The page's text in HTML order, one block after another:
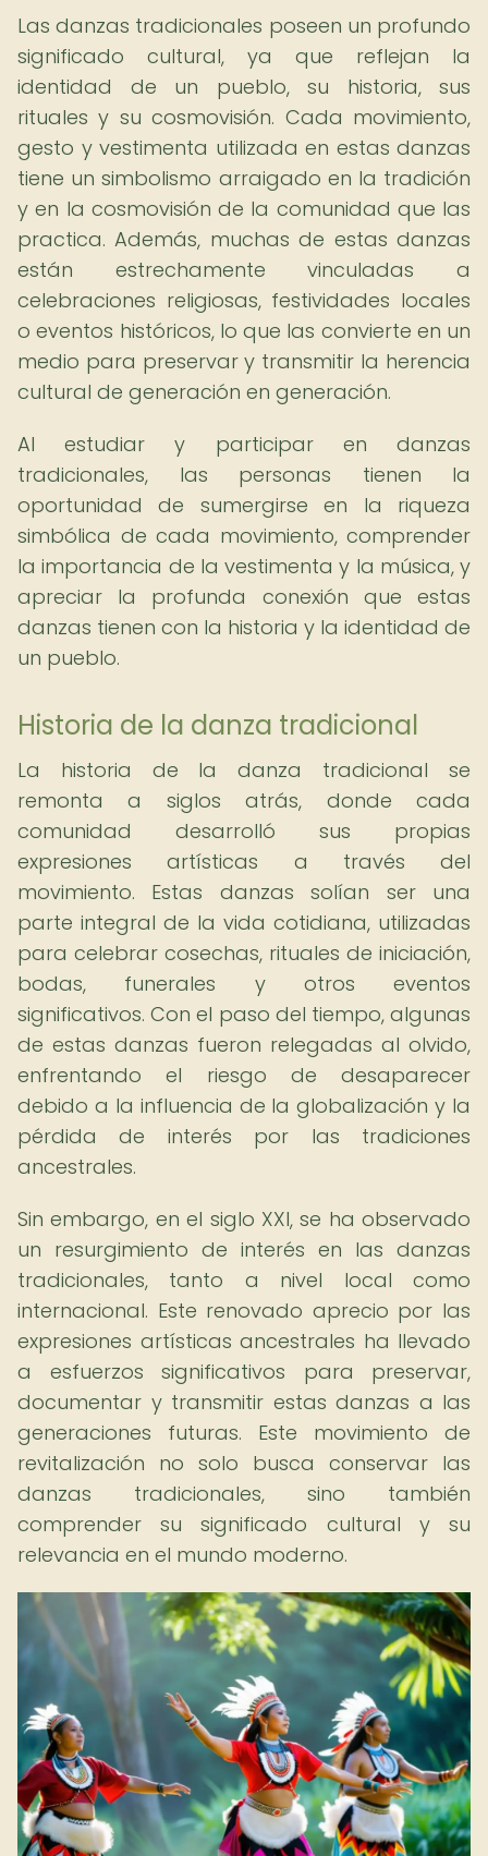
Las danzas tradicionales poseen un profundo
significado cultural, ya que reflejan la
identidad de un pueblo, su historia, sus
rituales y su cosmovisión. Cada movimiento,
gesto y vestimenta utilizada en estas danzas
tiene un simbolismo arraigado en la tradición
y en la cosmovisión de la comunidad que las
practica. Además, muchas de estas danzas
están estrechamente vinculadas a
celebraciones religiosas, festividades locales
o eventos históricos, lo que las convierte en un
medio para preservar y transmitir la herencia
cultural de generación en generación.
Al estudiar y participar en danzas
tradicionales, las personas tienen la
oportunidad de sumergirse en la riqueza
simbólica de cada movimiento, comprender
la importancia de la vestimenta y la música, y
apreciar la profunda conexión que estas
danzas tienen con la historia y la identidad de
un pueblo.
Historia de la danza tradicional
La historia de la danza tradicional se
remonta a siglos atrás, donde cada
comunidad desarrolló sus propias
expresiones artísticas a través del
movimiento. Estas danzas solían ser una
parte integral de la vida cotidiana, utilizadas
para celebrar cosechas, rituales de iniciación,
bodas, funerales y otros eventos
significativos. Con el paso del tiempo, algunas
de estas danzas fueron relegadas al olvido,
enfrentando el riesgo de desaparecer
debido a la influencia de la globalización y la
pérdida de interés por las tradiciones
ancestrales.
Sin embargo, en el siglo XXI, se ha observado
un resurgimiento de interés en las danzas
tradicionales, tanto a nivel local como
internacional. Este renovado aprecio por las
expresiones artísticas ancestrales ha llevado
a esfuerzos significativos para preservar,
documentar y transmitir estas danzas a las
generaciones futuras. Este movimiento de
revitalización no solo busca conservar las
danzas tradicionales, sino también
comprender su significado cultural y su
relevancia en el mundo moderno.